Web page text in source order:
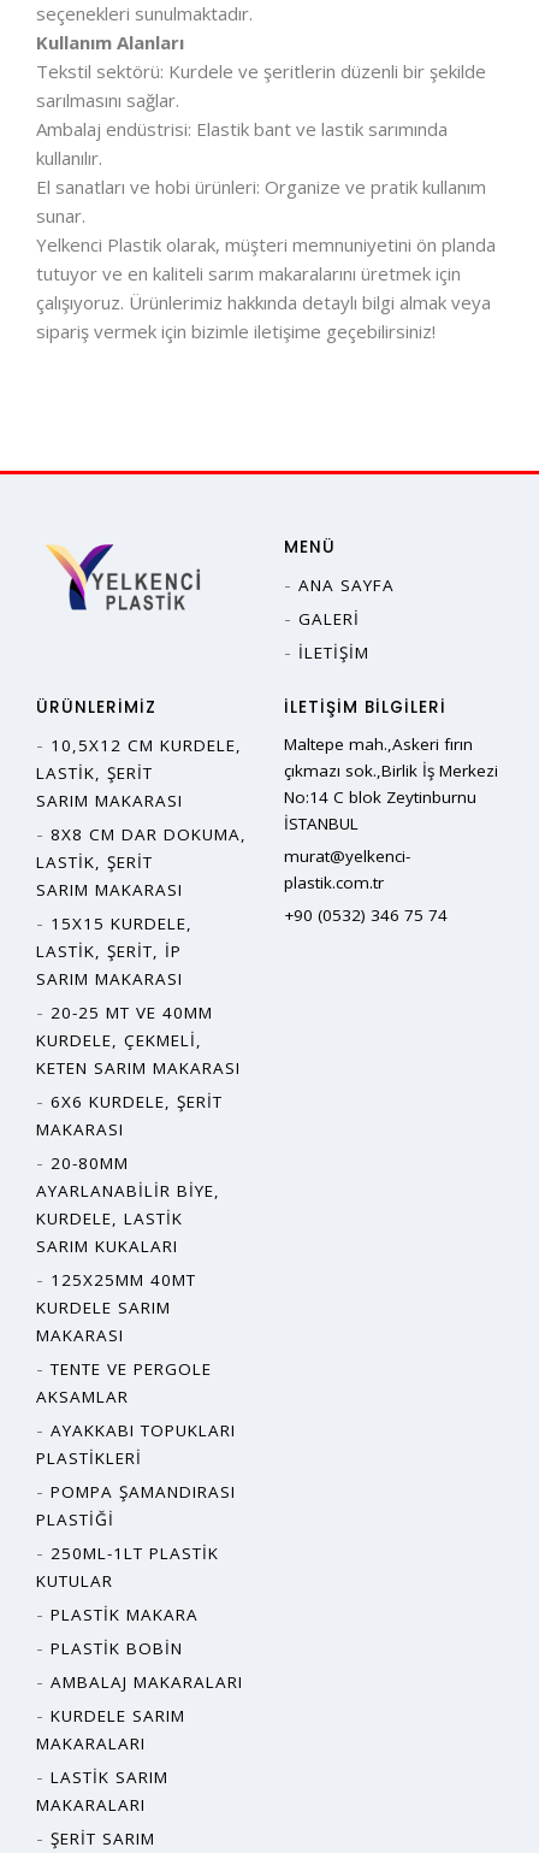
seçenekleri sunulmaktadır.
Kullanım Alanları
Tekstil sektörü: Kurdele ve şeritlerin düzenli bir şekilde
sarılmasını sağlar.
Ambalaj endüstrisi: Elastik bant ve lastik sarımında
kullanılır.
El sanatları ve hobi ürünleri: Organize ve pratik kullanım
sunar.
Yelkenci Plastik olarak, müşteri memnuniyetini ön planda
tutuyor ve en kaliteli sarım makaralarını üretmek için
çalışıyoruz. Ürünlerimiz hakkında detaylı bilgi almak veya
sipariş vermek için bizimle iletişime geçebilirsiniz!
MENÜ
ANA SAYFA
GALERI
İLETIŞIM
ÜRÜNLERIMIZ
10,5X12 CM KURDELE,
LASTIK, ŞERIT
SARIM MAKARASI
8X8 CM DAR DOKUMA,
LASTIK, ŞERIT
SARIM MAKARASI
15X15 KURDELE,
LASTIK, ŞERIT, İP
SARIM MAKARASI
20-25 MT VE 40MM
KURDELE, ÇEKMELI,
KETEN SARIM MAKARASI
6X6 KURDELE, ŞERIT
MAKARASI
20-80MM
AYARLANABILIR BIYE,
KURDELE, LASTIK
SARIM KUKALARI
125X25MM 40MT
KURDELE SARIM
MAKARASI
TENTE VE PERGOLE
AKSAMLAR
AYAKKABI TOPUKLARI
PLASTIKLERI
POMPA ŞAMANDIRASI
PLASTIĞI
250ML-1LT PLASTIK
KUTULAR
PLASTIK MAKARA
PLASTIK BOBIN
AMBALAJ MAKARALARI
KURDELE SARIM
MAKARALARI
LASTIK SARIM
MAKARALARI
ŞERIT SARIM
İLETIŞIM BILGILERI
Maltepe mah.,Askeri fırın
çıkmazı sok.,Birlik İş Merkezi
No:14 C blok Zeytinburnu
İSTANBUL
murat@yelkenci-
plastik.com.tr
+90 (0532) 346 75 74